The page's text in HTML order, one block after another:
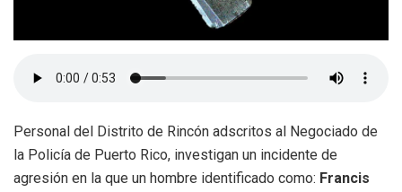
Personal del Distrito de Rincón adscritos al Negociado de
la Policía de Puerto Rico, investigan un incidente de
agresión en la que un hombre identificado como: Francis